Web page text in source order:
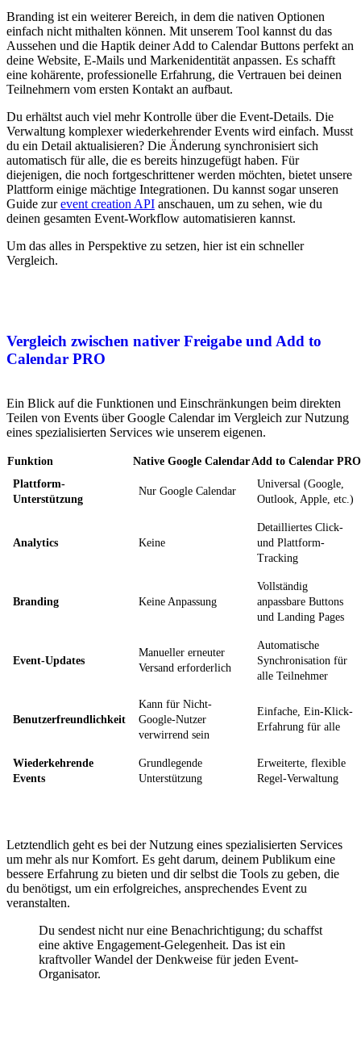
Branding ist ein weiterer Bereich, in dem die nativen Optionen
einfach nicht mithalten können. Mit unserem Tool kannst du das
Aussehen und die Haptik deiner Add to Calendar Buttons perfekt an
deine Website, E-Mails und Markenidentität anpassen. Es schafft
eine kohärente, professionelle Erfahrung, die Vertrauen bei deinen
Teilnehmern vom ersten Kontakt an aufbaut.
Du erhältst auch viel mehr Kontrolle über die Event-Details. Die
Verwaltung komplexer wiederkehrender Events wird einfach. Musst
du ein Detail aktualisieren? Die Änderung synchronisiert sich
automatisch für alle, die es bereits hinzugefügt haben. Für
diejenigen, die noch fortgeschrittener werden möchten, bietet unsere
Plattform einige mächtige Integrationen. Du kannst sogar unseren
Guide zurevent creation API anschauen, um zu sehen, wie du
deinen gesamten Event-Workflow automatisieren kannst.
Um das alles in Perspektive zu setzen, hier ist ein schneller
Vergleich.
Vergleich zwischen nativer Freigabe und Add to
Calendar PRO
Ein Blick auf die Funktionen und Einschränkungen beim direkten
Teilen von Events über Google Calendar im Vergleich zur Nutzung
eines spezialisierten Services wie unserem eigenen.
Funktion Native Google CalendarAdd to Calendar PRO
Plattform-
Unterstützung
Nur Google Calendar
Universal (Google,
Outlook, Apple, etc.)
Analytics Keine
Detailliertes Click-
und Plattform-
Tracking
Branding Keine Anpassung
Vollständig
anpassbare Buttons
und Landing Pages
Event-Updates
Manueller erneuter
Versand erforderlich
Automatische
Synchronisation für
alle Teilnehmer
Benutzerfreundlichkeit
Kann für Nicht-
Google-Nutzer
verwirrend sein
Einfache, Ein-Klick-
Erfahrung für alle
Wiederkehrende
Events
Grundlegende
Unterstützung
Erweiterte, flexible
Regel-Verwaltung
Letztendlich geht es bei der Nutzung eines spezialisierten Services
um mehr als nur Komfort. Es geht darum, deinem Publikum eine
bessere Erfahrung zu bieten und dir selbst die Tools zu geben, die
du benötigst, um ein erfolgreiches, ansprechendes Event zu
veranstalten.
Du sendest nicht nur eine Benachrichtigung; du schaffst
eine aktive Engagement-Gelegenheit. Das ist ein
kraftvoller Wandel der Denkweise für jeden Event-
Organisator.